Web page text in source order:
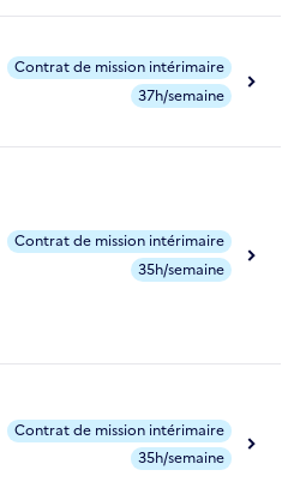
Contrat de mission intérimaire
37h/semaine
Contrat de mission intérimaire
35h/semaine
Contrat de mission intérimaire
35h/semaine